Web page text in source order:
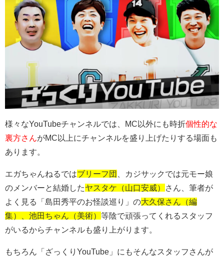
様々なYouTubeチャンネルでは、MC以外にも時折個性的な
裏方さん がMC以上にチャンネルを盛り上げたりする場面も
あります。
エガちゃんねるではブリーフ団 、カジサックでは元モー娘
のメンバーと結婚したヤスタケ（山口安威）
さん、筆者が
よく見る「島田秀平のお怪談巡り」の大久保さん（編
集）、池田ちゃん（美術） 等陰で頑張ってくれるスタッフ
がいるからチャンネルも盛り上がります。
もちろん「ざっくりYouTube」にもそんなスタッフさんが